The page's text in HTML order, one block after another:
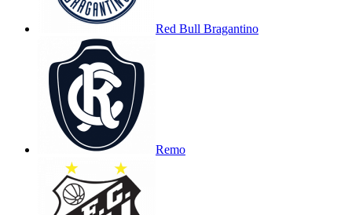
Red Bull Bragantino
Remo